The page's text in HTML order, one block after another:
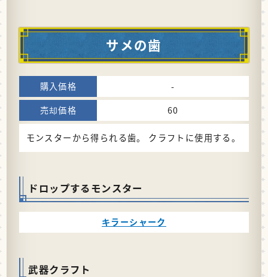
サメの歯
-
60
モンスターから得られる歯。 クラフトに使用する。
ドロップするモンスター
キラーシャーク
武器クラフト